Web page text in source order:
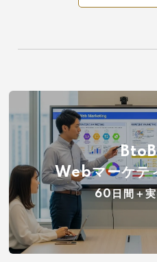
Webマーケテ
60日間＋実